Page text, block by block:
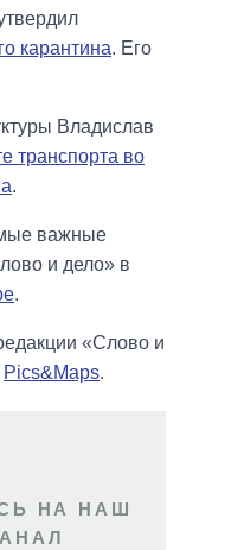
карантина. Его
Владислав
транспорта во
.
важные
и дело» в
.
«Слово и
Pics&Maps.
НА НАШ